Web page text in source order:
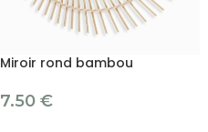
Miroir rond bambou
7.50 €